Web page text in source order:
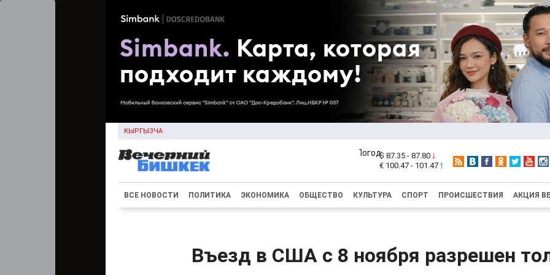
КЫРГЫЗЧА
$ 87.35 - 87.80
€ 100.47 - 101.47
ВСЕ НОВОСТИ ПОЛИТИКА ЭКОНОМИКА ОБЩЕСТВО КУЛЬТУРА СПОРТ ПРОИСШЕСТВИЯ АКЦИЯ
Въезд в США с 8 ноября разрешен